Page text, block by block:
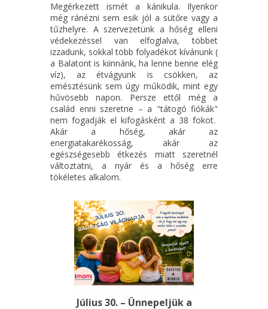
Megérkezett ismét a kánikula. Ilyenkor
még ránézni sem esik jól a sütőre vagy a
tűzhelyre. A szervezetünk a hőség elleni
védekezéssel van elfoglalva, többet
izzadunk, sokkal több folyadékot kívánunk (
a Balatont is kiinnánk, ha lenne benne elég
víz), az étvágyunk is csökken, az
emésztésünk sem úgy működik, mint egy
hűvösebb napon. Persze ettől még a
család enni szeretne – a "tátogó fiókák"
nem fogadják el kifogásként a 38 fokot.
Akár a hőség, akár az
energiatakarékosság, akár az
egészségesebb étkezés miatt szeretnél
változtatni, a nyár és a hőség erre
tökéletes alkalom.
Július 30. – Ünnepeljük a